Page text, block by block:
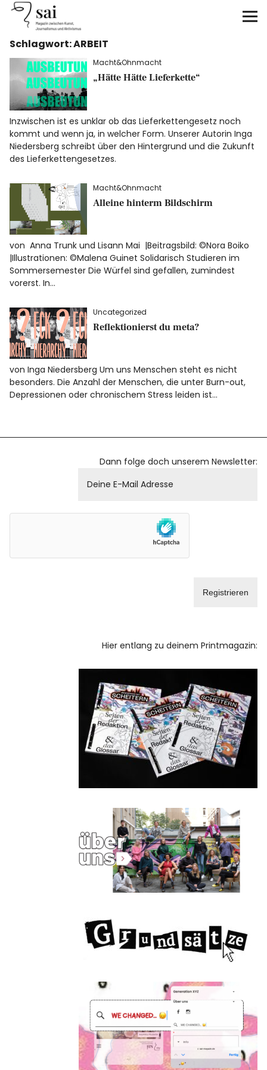
sai
Unterstützen
Klimagerechtigkeit
Antirassismus
Feminismen
Generation XYZ
Über uns
Info
Schlagwort:ARBEIT
Macht&Ohnmacht
„Hätte Hätte Lieferkette“
Inzwischen ist es unklar ob das Lieferkettengesetz noch
kommt und wenn ja, in welcher Form. Unserer Autorin Inga
Niedersberg schreibt über den Hintergrund und die Zukunft
des Lieferkettengesetzes.
Macht&Ohnmacht
Alleine hinterm Bildschirm
von Anna Trunk und Lisann Mai |Beitragsbild: ©Nora Boiko
|Illustrationen: ©Malena Guinet Solidarisch Studieren im
Sommersemester Die Würfel sind gefallen, zumindest
vorerst. In…
Uncategorized
Reflektionierst du meta?
von Inga Niedersberg Um uns Menschen steht es nicht
besonders. Die Anzahl der Menschen, die unter Burn-out,
Depressionen oder chronischem Stress leiden ist…
Dann folge doch unserem Newsletter:
Hier entlang zu deinem Printmagazin: